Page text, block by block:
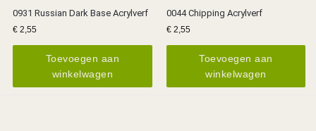
0931 Russian Dark Base Acrylverf
€ 2,55
Toevoegen aan
winkelwagen
0044 Chipping Acrylverf
€2,55
Toevoegen aan
winkelwagen